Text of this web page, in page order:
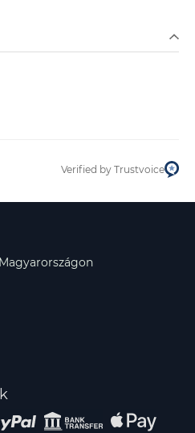
Verified by Trustvoice